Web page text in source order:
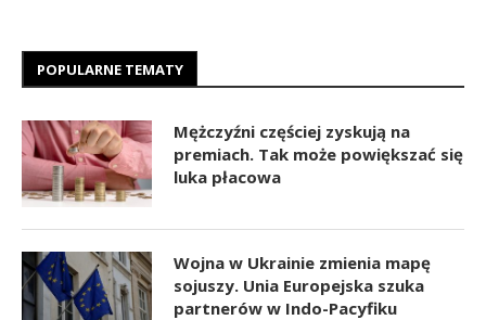
POPULARNE TEMATY
Mężczyźni częściej zyskują na
premiach. Tak może powiększać się
luka płacowa
Wojna w Ukrainie zmienia mapę
sojuszy. Unia Europejska szuka
partnerów w Indo-Pacyfiku